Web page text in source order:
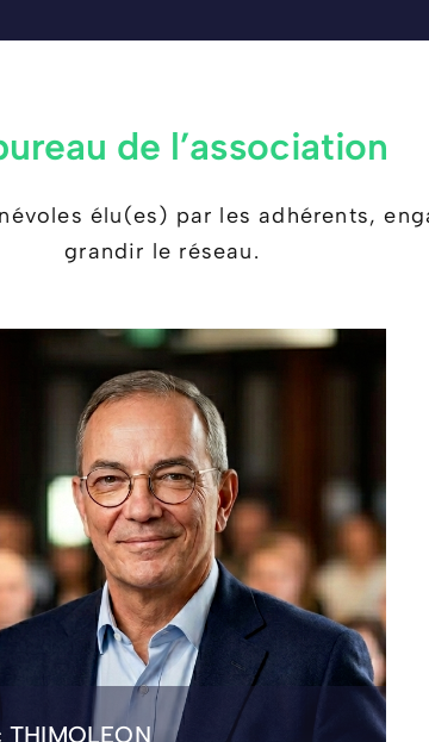
de l’association
élu(es) par les adhérents,
grandir le réseau.
GANACHE